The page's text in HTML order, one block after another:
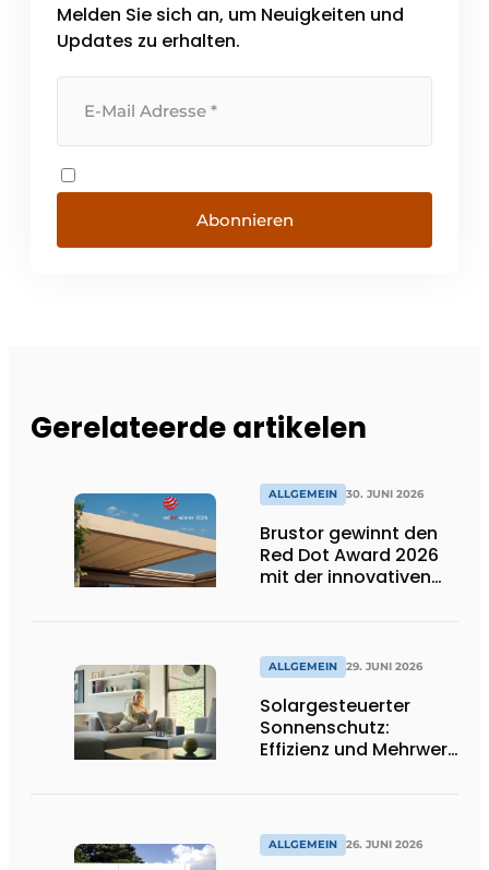
Melden Sie sich an, um Neuigkeiten und
Updates zu erhalten.
Abonnieren
Gerelateerde artikelen
ALLGEMEIN 30. JUNI 2026
Brustor gewinnt den
Red Dot Award 2026
mit der innovativen
ALLGEMEIN 29. JUNI 2026
Solargesteuerter
Sonnenschutz:
Effizienz und Mehrwert
ALLGEMEIN 26. JUNI 2026